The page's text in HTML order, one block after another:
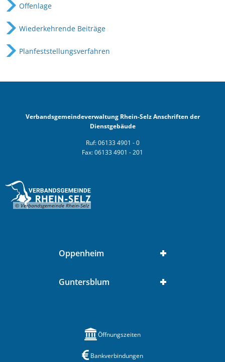
Offenlage
Wiederkehrende Beiträge
Planfeststellungsverfahren
Verbandsgemeindeverwaltung Rhein-Selz Anschriften der
Dienstgebäude
Ruf: 06133 4901 - 0
Fax: 06133 4901 - 201
© Verbandsgemeinde Rhein-Selz
Oppenheim
Guntersblum
Öffnungszeiten
Bankverbindungen